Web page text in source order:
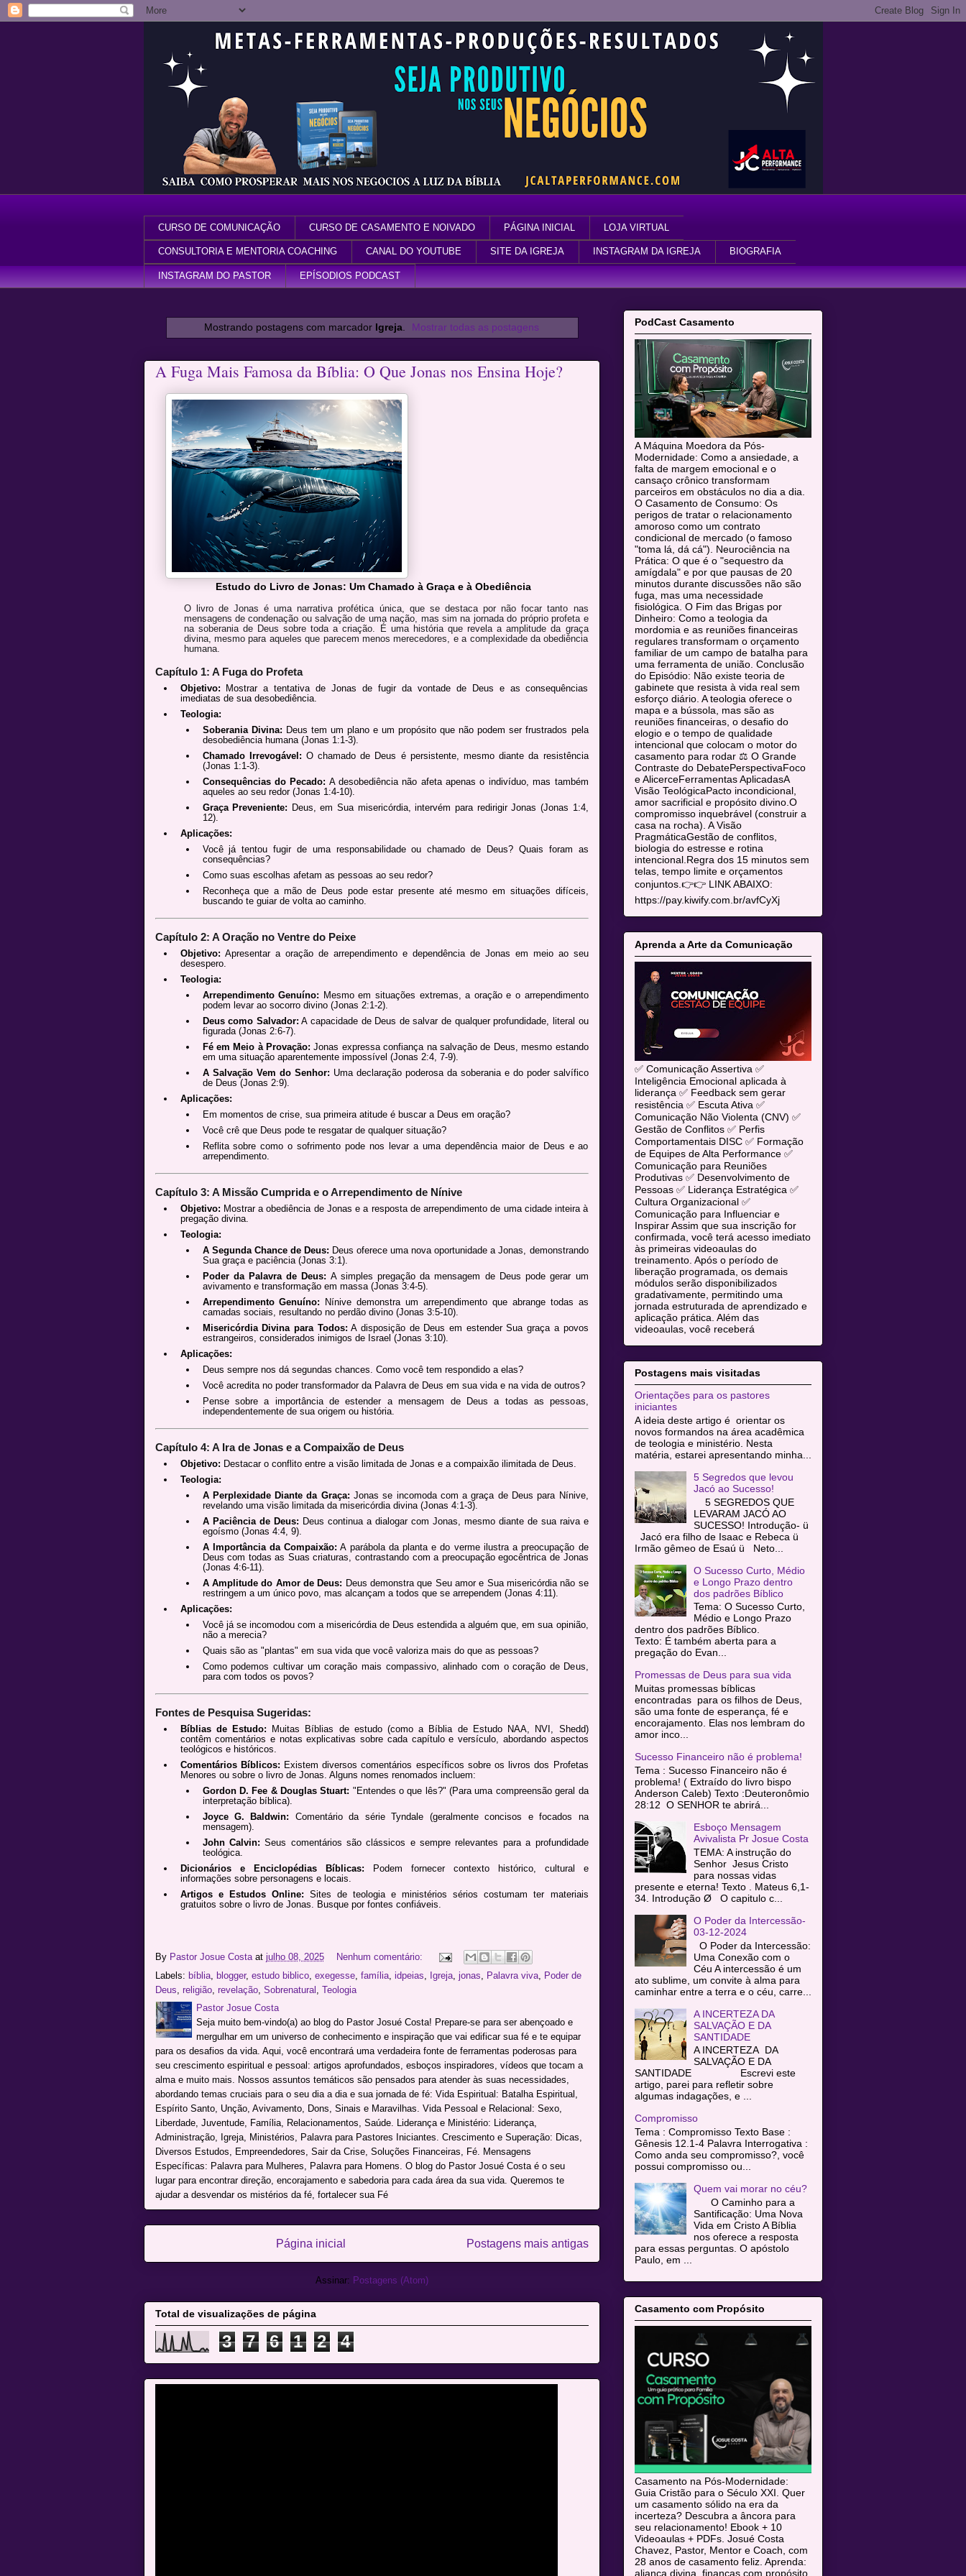
CURSO DE COMUNICAÇÃO CURSO DE CASAMENTO E NOIVADO PÁGINA INICIAL LOJA VIRTUAL
CONSULTORIA E MENTORIA COACHING CANAL DO YOUTUBE SITE DA IGREJA INSTAGRAM DA IGREJA BIOGRAFIA
INSTAGRAM DO PASTOR EPÍSODIOS PODCAST
Mostrando postagens com marcador Igreja. Mostrar todas as postagens
A Fuga Mais Famosa da Bíblia: O Que Jonas nos Ensina Hoje?
Estudo do Livro de Jonas: Um Chamado à Graça e à Obediência
O livro de Jonas é uma narrativa profética única, que se destaca por não focar tanto nas
mensagens de condenação ou salvação de uma nação, mas sim na jornada do próprio profeta e
na soberania de Deus sobre toda a criação. É uma história que revela a amplitude da graça
divina, mesmo para aqueles que parecem menos merecedores, e a complexidade da obediência
humana.
Capítulo 1: A Fuga do Profeta
Objetivo: Mostrar a tentativa de Jonas de fugir da vontade de Deus e as consequências
imediatas de sua desobediência.
Teologia:
Soberania Divina: Deus tem um plano e um propósito que não podem ser frustrados pela
desobediência humana (Jonas 1:1-3).
Chamado Irrevogável: O chamado de Deus é persistente, mesmo diante da resistência
(Jonas 1:1-3).
Consequências do Pecado: A desobediência não afeta apenas o indivíduo, mas também
aqueles ao seu redor (Jonas 1:4-10).
Graça Preveniente: Deus, em Sua misericórdia, intervém para redirigir Jonas (Jonas 1:4,
12).
Aplicações:
Você já tentou fugir de uma responsabilidade ou chamado de Deus? Quais foram as
consequências?
Como suas escolhas afetam as pessoas ao seu redor?
Reconheça que a mão de Deus pode estar presente até mesmo em situações difíceis,
buscando te guiar de volta ao caminho.
Capítulo 2: A Oração no Ventre do Peixe
Objetivo: Apresentar a oração de arrependimento e dependência de Jonas em meio ao seu
desespero.
Teologia:
Arrependimento Genuíno: Mesmo em situações extremas, a oração e o arrependimento
podem levar ao socorro divino (Jonas 2:1-2).
Deus como Salvador: A capacidade de Deus de salvar de qualquer profundidade, literal ou
figurada (Jonas 2:6-7).
Fé em Meio à Provação: Jonas expressa confiança na salvação de Deus, mesmo estando
em uma situação aparentemente impossível (Jonas 2:4, 7-9).
A Salvação Vem do Senhor: Uma declaração poderosa da soberania e do poder salvífico
de Deus (Jonas 2:9).
Aplicações:
Em momentos de crise, sua primeira atitude é buscar a Deus em oração?
Você crê que Deus pode te resgatar de qualquer situação?
Reflita sobre como o sofrimento pode nos levar a uma dependência maior de Deus e ao
arrependimento.
Capítulo 3: A Missão Cumprida e o Arrependimento de Nínive
Objetivo: Mostrar a obediência de Jonas e a resposta de arrependimento de uma cidade inteira à
pregação divina.
Teologia:
A Segunda Chance de Deus: Deus oferece uma nova oportunidade a Jonas, demonstrando
Sua graça e paciência (Jonas 3:1).
Poder da Palavra de Deus: A simples pregação da mensagem de Deus pode gerar um
avivamento e transformação em massa (Jonas 3:4-5).
Arrependimento Genuíno: Nínive demonstra um arrependimento que abrange todas as
camadas sociais, resultando no perdão divino (Jonas 3:5-10).
Misericórdia Divina para Todos: A disposição de Deus em estender Sua graça a povos
estrangeiros, considerados inimigos de Israel (Jonas 3:10).
Aplicações:
Deus sempre nos dá segundas chances. Como você tem respondido a elas?
Você acredita no poder transformador da Palavra de Deus em sua vida e na vida de outros?
Pense sobre a importância de estender a mensagem de Deus a todas as pessoas,
independentemente de sua origem ou história.
Capítulo 4: A Ira de Jonas e a Compaixão de Deus
Objetivo: Destacar o conflito entre a visão limitada de Jonas e a compaixão ilimitada de Deus.
Teologia:
A Perplexidade Diante da Graça: Jonas se incomoda com a graça de Deus para Nínive,
revelando uma visão limitada da misericórdia divina (Jonas 4:1-3).
A Paciência de Deus: Deus continua a dialogar com Jonas, mesmo diante de sua raiva e
egoísmo (Jonas 4:4, 9).
A Importância da Compaixão: A parábola da planta e do verme ilustra a preocupação de
Deus com todas as Suas criaturas, contrastando com a preocupação egocêntrica de Jonas
(Jonas 4:6-11).
A Amplitude do Amor de Deus: Deus demonstra que Seu amor e Sua misericórdia não se
restringem a um único povo, mas alcançam a todos que se arrependem (Jonas 4:11).
Aplicações:
Você já se incomodou com a misericórdia de Deus estendida a alguém que, em sua opinião,
não a merecia?
Quais são as "plantas" em sua vida que você valoriza mais do que as pessoas?
Como podemos cultivar um coração mais compassivo, alinhado com o coração de Deus,
para com todos os povos?
Fontes de Pesquisa Sugeridas:
Bíblias de Estudo: Muitas Bíblias de estudo (como a Bíblia de Estudo NAA, NVI, Shedd)
contêm comentários e notas explicativas sobre cada capítulo e versículo, abordando aspectos
teológicos e históricos.
Comentários Bíblicos: Existem diversos comentários específicos sobre os livros dos Profetas
Menores ou sobre o livro de Jonas. Alguns nomes renomados incluem:
Gordon D. Fee & Douglas Stuart: "Entendes o que lês?" (Para uma compreensão geral da
interpretação bíblica).
Joyce G. Baldwin: Comentário da série Tyndale (geralmente concisos e focados na
mensagem).
John Calvin: Seus comentários são clássicos e sempre relevantes para a profundidade
teológica.
Dicionários e Enciclopédias Bíblicas: Podem fornecer contexto histórico, cultural e
informações sobre personagens e locais.
Artigos e Estudos Online: Sites de teologia e ministérios sérios costumam ter materiais
gratuitos sobre o livro de Jonas. Busque por fontes confiáveis.
By Pastor Josue Costa at julho 08, 2025
Nenhum comentário:
Labels: bíblia, blogger, estudo biblico, exegesse, família, idpeias, Igreja, jonas, Palavra viva, Poder de
Deus, religião, revelação, Sobrenatural , Teologia
Pastor Josue Costa
Seja muito bem-vindo(a) ao blog do Pastor Josué Costa! Prepare-se para ser abençoado e
mergulhar em um universo de conhecimento e inspiração que vai edificar sua fé e te equipar
para os desafios da vida. Aqui, você encontrará uma verdadeira fonte de ferramentas poderosas para
seu crescimento espiritual e pessoal: artigos aprofundados, esboços inspiradores, vídeos que tocam a
alma e muito mais. Nossos assuntos temáticos são pensados para atender às suas necessidades,
abordando temas cruciais para o seu dia a dia e sua jornada de fé: Vida Espiritual: Batalha Espiritual,
Espírito Santo, Unção, Avivamento, Dons, Sinais e Maravilhas. Vida Pessoal e Relacional: Sexo,
Liberdade, Juventude, Família, Relacionamentos, Saúde. Liderança e Ministério: Liderança,
Administração, Igreja, Ministérios, Palavra para Pastores Iniciantes. Crescimento e Superação: Dicas,
Diversos Estudos, Empreendedores, Sair da Crise, Soluções Financeiras, Fé. Mensagens
Específicas: Palavra para Mulheres, Palavra para Homens. O blog do Pastor Josué Costa é o seu
lugar para encontrar direção, encorajamento e sabedoria para cada área da sua vida. Queremos te
ajudar a desvendar os mistérios da fé, fortalecer sua Fé
Postagens mais antigas
Página inicial
Assinar: Postagens (Atom)
Total de visualizações de página
3 7 6 1 2 4
PodCast Casamento
A Máquina Moedora da Pós-
Modernidade: Como a ansiedade, a
falta de margem emocional e o
cansaço crônico transformam
parceiros em obstáculos no dia a dia.
O Casamento de Consumo: Os
perigos de tratar o relacionamento
amoroso como um contrato
condicional de mercado (o famoso
"toma lá, dá cá"). Neurociência na
Prática: O que é o "sequestro da
amígdala" e por que pausas de 20
minutos durante discussões não são
fuga, mas uma necessidade
fisiológica. O Fim das Brigas por
Dinheiro: Como a teologia da
mordomia e as reuniões financeiras
regulares transformam o orçamento
familiar de um campo de batalha para
uma ferramenta de união. Conclusão
do Episódio: Não existe teoria de
gabinete que resista à vida real sem
esforço diário. A teologia oferece o
mapa e a bússola, mas são as
reuniões financeiras, o desafio do
elogio e o tempo de qualidade
intencional que colocam o motor do
casamento para rodar ⚖️ O Grande
Contraste do DebatePerspectivaFoco
e AlicerceFerramentas AplicadasA
Visão TeológicaPacto incondicional,
amor sacrificial e propósito divino.O
compromisso inquebrável (construir a
casa na rocha). A Visão
PragmáticaGestão de conflitos,
biologia do estresse e rotina
intencional.Regra dos 15 minutos sem
telas, tempo limite e orçamentos
conjuntos.👉👉 LINK ABAIXO:
https://pay.kiwify.com.br/avfCyXj
Aprenda a Arte da Comunicação
✅ Comunicação Assertiva ✅
Inteligência Emocional aplicada à
liderança ✅ Feedback sem gerar
resistência ✅ Escuta Ativa ✅
Comunicação Não Violenta (CNV) ✅
Gestão de Conflitos ✅ Perfis
Comportamentais DISC ✅ Formação
de Equipes de Alta Performance ✅
Comunicação para Reuniões
Produtivas ✅ Desenvolvimento de
Pessoas ✅ Liderança Estratégica ✅
Cultura Organizacional ✅
Comunicação para Influenciar e
Inspirar Assim que sua inscrição for
confirmada, você terá acesso imediato
às primeiras videoaulas do
treinamento. Após o período de
liberação programada, os demais
módulos serão disponibilizados
gradativamente, permitindo uma
jornada estruturada de aprendizado e
aplicação prática. Além das
videoaulas, você receberá
Postagens mais visitadas
Orientações para os pastores
iniciantes
A ideia deste artigo é orientar os
novos formandos na área acadêmica
de teologia e ministério. Nesta
matéria, estarei apresentando minha...
5 Segredos que levou
Jacó ao Sucesso!
5 SEGREDOS QUE
LEVARAM JACÓ AO
SUCESSO! Introdução- ü
Jacó era filho de Isaac e Rebeca ü
Irmão gêmeo de Esaú ü Neto...
O Sucesso Curto, Médio
e Longo Prazo dentro
dos padrões Bíblico
Tema: O Sucesso Curto,
Médio e Longo Prazo
dentro dos padrões Bíblico.
Texto: É também aberta para a
pregação do Evan...
Promessas de Deus para sua vida
Muitas promessas bíblicas
encontradas para os filhos de Deus,
são uma fonte de esperança, fé e
encorajamento. Elas nos lembram do
amor inco...
Sucesso Financeiro não é problema!
Tema : Sucesso Financeiro não é
problema! ( Extraído do livro bispo
Anderson Caleb) Texto :Deuteronômio
28:12 O SENHOR te abrirá...
Esboço Mensagem
Avivalista Pr Josue Costa
TEMA: A instrução do
Senhor Jesus Cristo
para nossas vidas
presente e eterna! Texto . Mateus 6,1-
34. Introdução Ø O capitulo c...
O Poder da Intercessão-
03-12-2024
O Poder da Intercessão:
Uma Conexão com o
Céu A intercessão é um
ato sublime, um convite à alma para
caminhar entre a terra e o céu, carre...
A INCERTEZA DA
SALVAÇÃO E DA
SANTIDADE
A INCERTEZA DA
SALVAÇÃO E DA
SANTIDADE Escrevi este
artigo, parei para refletir sobre
algumas indagações, e ...
Compromisso
Tema : Compromisso Texto Base :
Gênesis 12.1-4 Palavra Interrogativa :
Como anda seu compromisso?, você
possui compromisso ou...
Quem vai morar no céu?
O Caminho para a
Santificação: Uma Nova
Vida em Cristo A Bíblia
nos oferece a resposta
para essas perguntas. O apóstolo
Paulo, em ...
Casamento com Propósito
Casamento na Pós-Modernidade:
Guia Cristão para o Século XXI. Quer
um casamento sólido na era da
incerteza? Descubra a âncora para
seu relacionamento! Ebook + 10
Videoaulas + PDFs. Josué Costa
Chavez, Pastor, Mentor e Coach, com
28 anos de casamento feliz. Aprenda:
aliança divina, finanças com propósito,